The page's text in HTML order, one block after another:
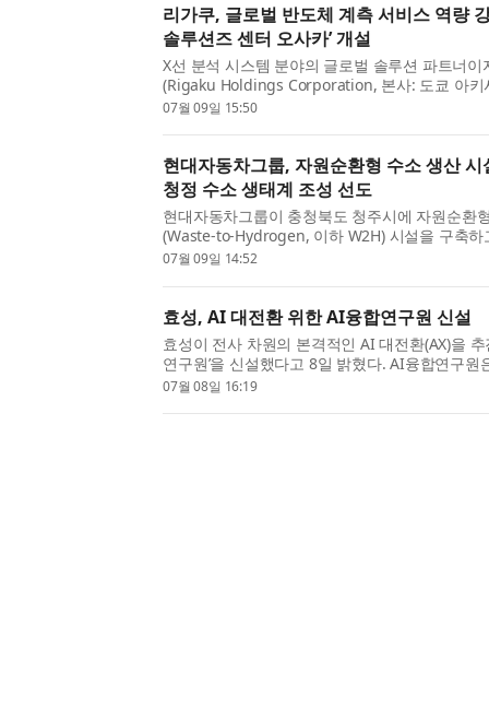
리가쿠, 글로벌 반도체 계측 서비스 역량
솔루션즈 센터 오사카’ 개설
X선 분석 시스템 분야의 글로벌 솔루션 파트너이
(Rigaku Holdings Corporation, 본사: 도쿄 아키
와카미 준)의 계열사인 리가쿠(Rigaku
07월 09일 15:50
현대자동차그룹, 자원순환형 수소 생산
청정 수소 생태계 조성 선도
현대자동차그룹이 충청북도 청주시에 자원순환
(Waste-to-Hydrogen, 이하 W2H) 시설을 구축하
생태계 조성에 본격적으로 나선다. 현대차그룹
07월 09일 14:52
효성, AI 대전환 위한 AI융합연구원 신설
효성이 전사 차원의 본격적인 AI 대전환(AX)을 추
연구원’을 신설했다고 8일 밝혔다. AI융합연구원
공업, 섬유, 화학 등 제조업 중심의 사업을 탄탄
07월 08일 16:19